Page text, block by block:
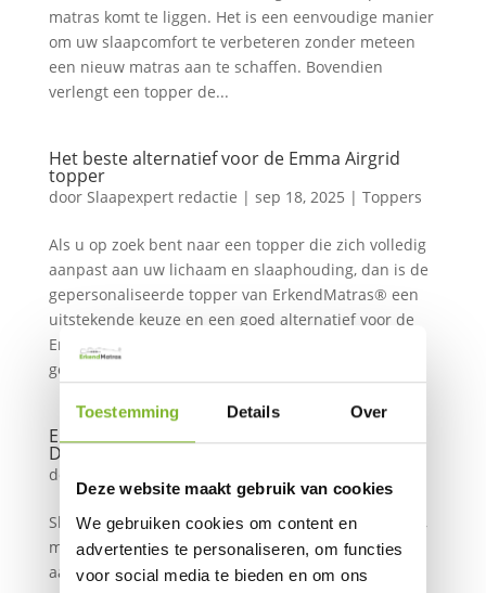
Toestemming Details Over
Deze website maakt gebruik van cookies
We gebruiken cookies om content en
advertenties te personaliseren, om functies
voor social media te bieden en om ons
matras komt te liggen. Het is een eenvoudige manier
om uw slaapcomfort te verbeteren zonder meteen
een nieuw matras aan te schaffen. Bovendien
verlengt een topper de...
Het beste alternatief voor de Emma Airgrid
topper
door Slaapexpert redactie | sep 18, 2025 | Toppers
Als u op zoek bent naar een topper die zich volledig
aanpast aan uw lichaam en slaaphouding, dan is de
gepersonaliseerde topper van ErkendMatras® een
uitstekende keuze en een goed alternatief voor de
Emma Airgrid topper. Deze topper wordt op maat
gemaakt op basis van...
ErkendMatras® aanpasbare topper vs. Emma
Diamond topper
door
Slaapt u niet helemaal lekker op uw huidige matras,
maar wilt u niet direct een compleet nieuw bed
aanschaffen? Dan kan een matrastopper een